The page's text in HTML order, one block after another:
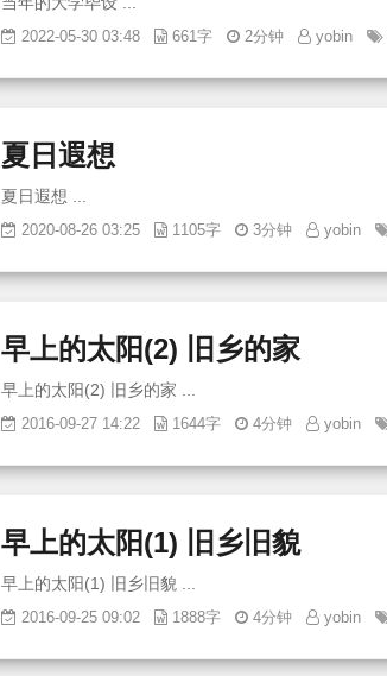
2022-05-30 03:48 661字 2分钟 yobin
夏日遐想
2020-08-26 03:25 1105字 3分钟 yobin
早上的太阳(2) 旧乡的家
2016-09-27 14:22 1644字 4分钟 yobin
早上的太阳(1) 旧乡旧貌
2016-09-25 09:02 1888字 4分钟 yobin